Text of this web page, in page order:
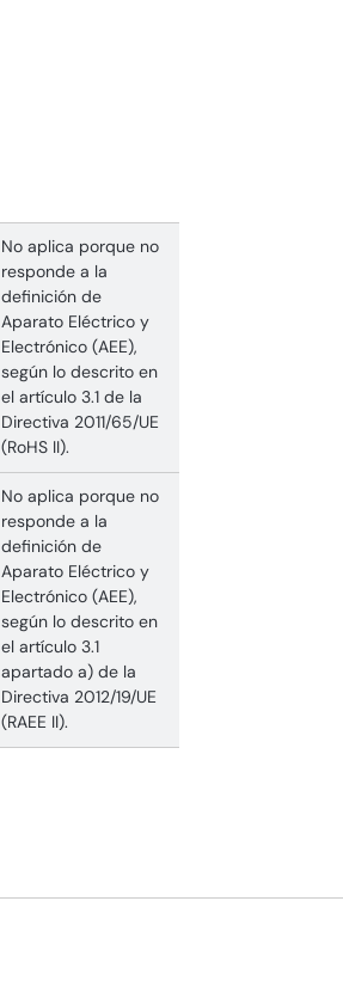
No aplica porque no
responde a la
definición de
Aparato Eléctrico y
Electrónico (AEE),
según lo descrito en
el artículo 3.1 de la
Directiva 2011/65/UE
(RoHS II).
No aplica porque no
responde a la
definición de
Aparato Eléctrico y
Electrónico (AEE),
según lo descrito en
el artículo 3.1
apartado a) de la
Directiva 2012/19/UE
(RAEE II).